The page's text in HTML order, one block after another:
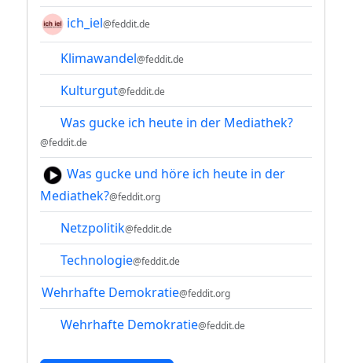
ich_iel@feddit.de
Klimawandel@feddit.de
Kulturgut@feddit.de
Was gucke ich heute in der Mediathek?
@feddit.de
Was gucke und höre ich heute in der
Mediathek?@feddit.org
Netzpolitik@feddit.de
Technologie@feddit.de
Wehrhafte Demokratie@feddit.org
Wehrhafte Demokratie@feddit.de